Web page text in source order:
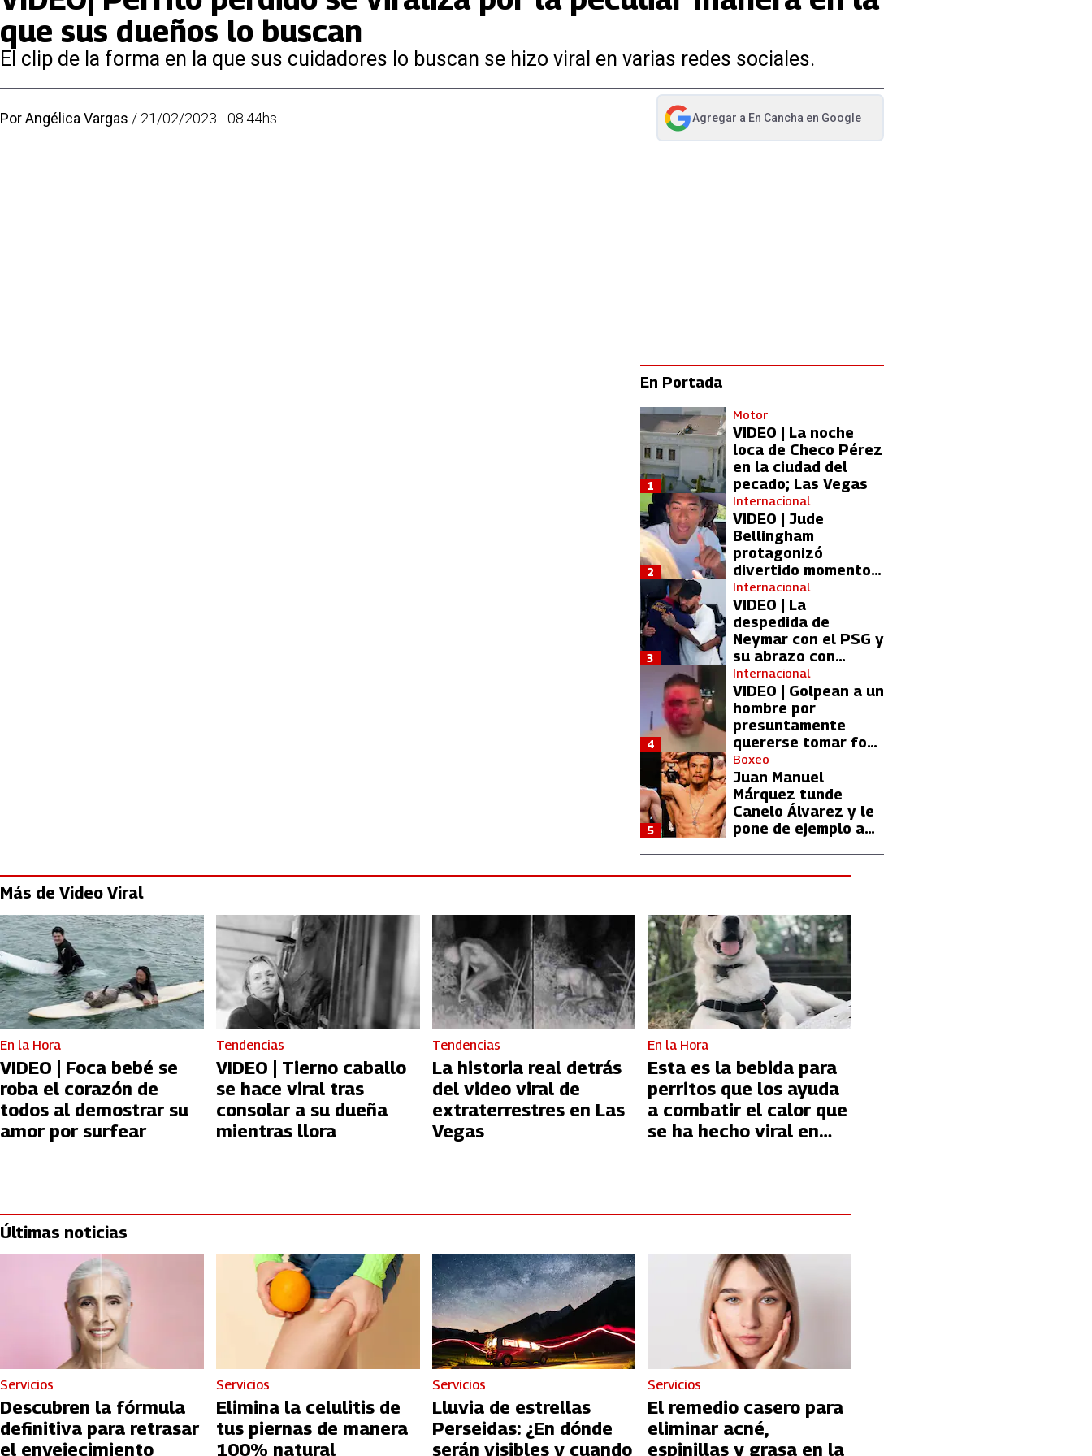
que sus dueños lo buscan
El clip de la forma en la que sus cuidadores lo buscan se hizo viral en varias redes sociales.
PorAngélica Vargas / 21/02/2023 - 08:44hs Agregar a En Cancha en Google
abre en nueva pestaña
En Portada
Motor
VIDEO | La noche
loca de Checo Pérez
en la ciudad del
pecado; Las Vegas
1
Internacional
VIDEO | Jude
Bellingham
protagonizó
divertido momento
con aficionada del
Real Madrid
2
Internacional
VIDEO | La
despedida de
Neymar con el PSG y
su abrazo con
Kylian Mbappé
3
Internacional
VIDEO | Golpean a un
hombre por
presuntamente
quererse tomar foto
con Lionel Messi
4
Boxeo
Juan Manuel
Márquez tunde
Canelo Álvarez y le
pone de ejemplo a
5
Más de Video Viral
En la Hora
VIDEO | Foca bebé se
roba el corazón de
todos al demostrar su
amor por surfear
Tendencias
VIDEO | Tierno caballo
se hace viral tras
consolar a su dueña
mientras llora
Tendencias
La historia real detrás
del video viral de
extraterrestres en Las
Vegas
En la Hora
Esta es la bebida para
perritos que los ayuda
a combatir el calor que
se ha hecho viral en
Últimas noticias
Servicios
Descubren la fórmula
definitiva para retrasar
el envejecimiento
Servicios
Elimina la celulitis de
tus piernas de manera
100% natural
Servicios
Lluvia de estrellas
Perseidas: ¿En dónde
serán visibles y cuando
Servicios
El remedio casero para
eliminar acné,
espinillas y grasa en la